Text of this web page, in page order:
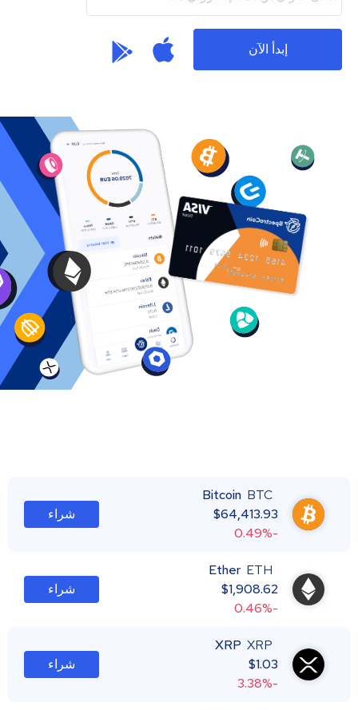
إبدأ الآن
Bitcoin BTC
$64,413.93
-0.49%
شراء
Ether ETH
$1,908.62
-0.46%
شراء
XRP XRP
$1.03
-3.38%
شراء